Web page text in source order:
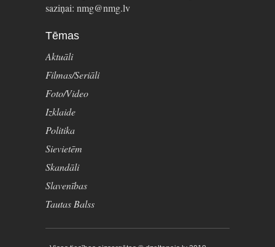
saziņai: nmg@nmg.lv
Tēmas
Aktuāli
Filmas/Seriāli
Foto/Video
Izklaide
Politika
Sievietēm
Skandāli
Slavenības
Tautas Balss